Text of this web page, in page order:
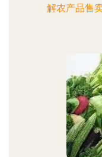
解农产品售